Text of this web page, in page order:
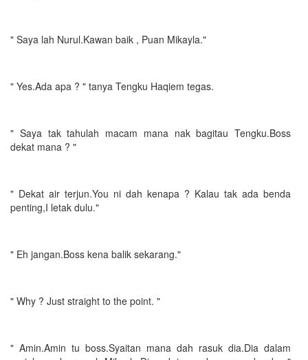
" Saya lah Nurul.Kawan baik , Puan Mikayla."
" Yes.Ada apa ? " tanya Tengku Haqiem tegas.
" Saya tak tahulah macam mana nak bagitau Tengku.Boss
dekat mana ? "
" Dekat air terjun.You ni dah kenapa ? Kalau tak ada benda
penting,I letak dulu."
" Eh jangan.Boss kena balik sekarang."
" Why ? Just straight to the point. "
" Amin.Amin tu boss.Syaitan mana dah rasuk dia.Dia dalam